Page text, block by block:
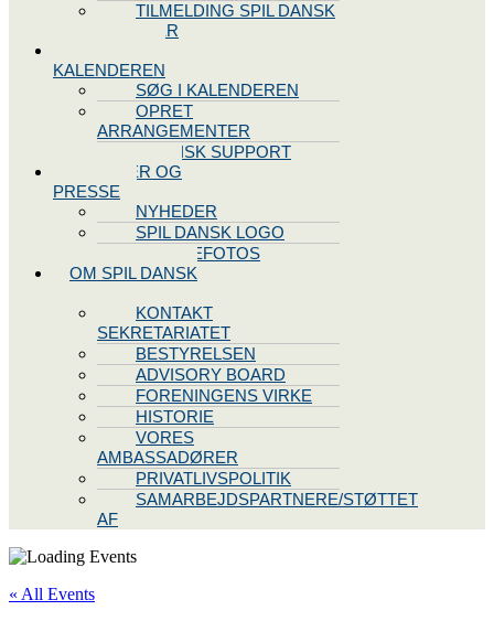
TILMELDING SPIL DANSK
ARTISTER
KALENDEREN
SØG I KALENDEREN
OPRET
ARRANGEMENTER
TEKNISK SUPPORT
NYHEDER OG
PRESSE
NYHEDER
SPIL DANSK LOGO
PRESSEFOTOS
OM SPIL DANSK
KONTAKT
SEKRETARIATET
BESTYRELSEN
ADVISORY BOARD
FORENINGENS VIRKE
HISTORIE
VORES
AMBASSADØRER
PRIVATLIVSPOLITIK
SAMARBEJDSPARTNERE/STØTTET
AF
« All Events